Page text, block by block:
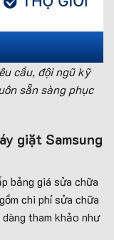
cầu, đội ngũ kỹ
sẵn sàng phục
giặt Samsung
bảng giá sửa chữa
chi phí sửa chữa
tham khảo như